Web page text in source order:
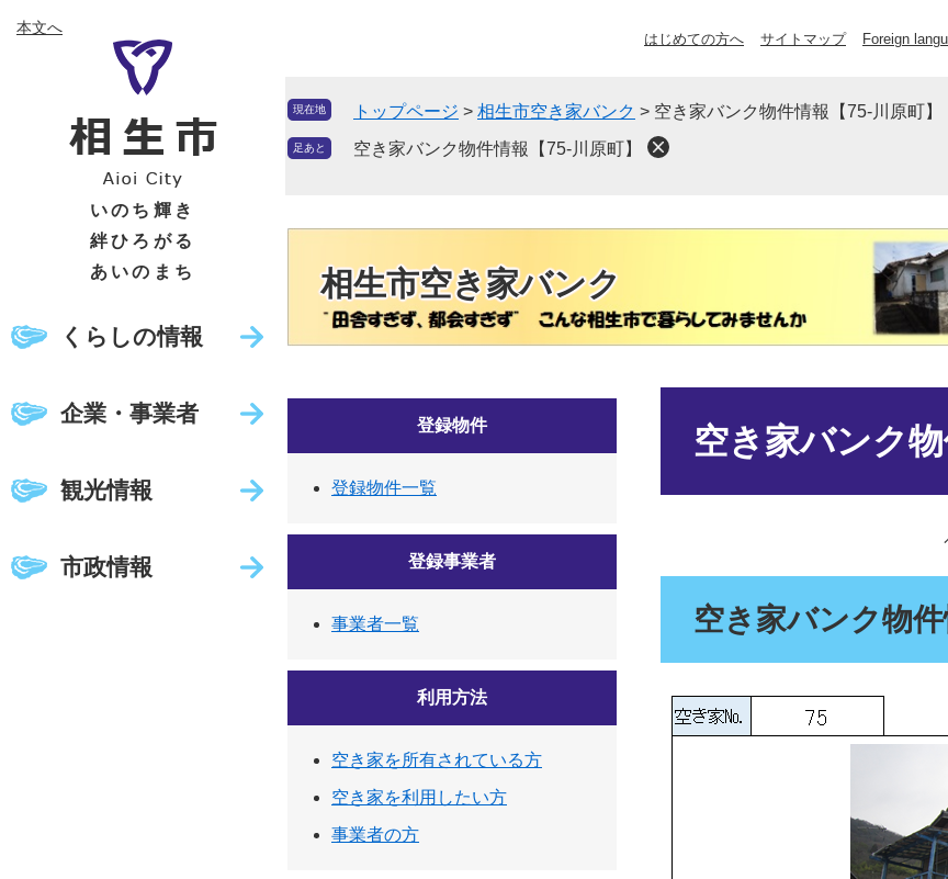
ー
ニ
本文へ
いのち輝き
絆ひろがる
あいのまち
くらしの情報
企業・事業者
観光情報
市政情報
はじめての方へ サイトマップ Foreign
現在地 トップページ > 相生市空き家バンク > 空き家バンク物件情報【75-川原町】
足あと 空き家バンク物件情報【75-川原町】
相生市空き家バンク
空き家バンク物
空き家バンク物件
登録物件
登録物件一覧
登録事業者
事業者一覧
利用方法
空き家を所有されている方
空き家を利用したい方
事業者の方